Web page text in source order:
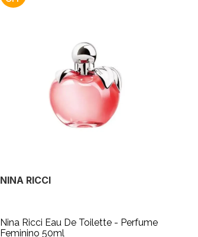
NINA RICCI
Nina Ricci Eau De Toilette - Perfume
Feminino 50ml